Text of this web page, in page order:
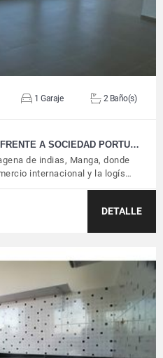
1 Garaje 2 Baño(s)
A SOCIEDAD PORTU…
de indias, Manga, donde
internacional y la logís…
DETALLE